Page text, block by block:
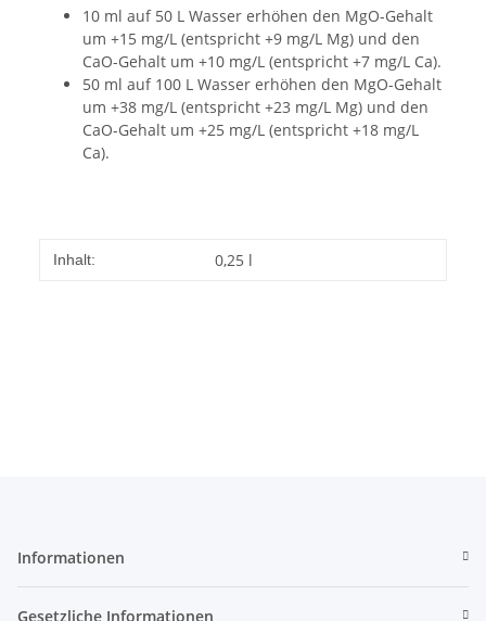
10 ml auf 50 L Wasser erhöhen den MgO-Gehalt
um +15 mg/L (entspricht +9 mg/L Mg) und den
CaO-Gehalt um +10 mg/L (entspricht +7 mg/L Ca).
50 ml auf 100 L Wasser erhöhen den MgO-Gehalt
um +38 mg/L (entspricht +23 mg/L Mg) und den
CaO-Gehalt um +25 mg/L (entspricht +18 mg/L
Ca).
Inhalt: 0,25 l
Informationen
Gesetzliche Informationen